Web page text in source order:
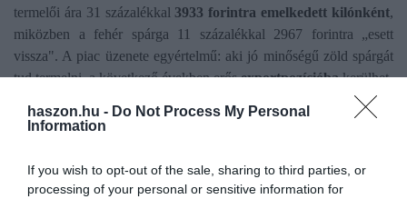
haszon.hu - Do Not Process My Personal
Information
If you wish to opt-out of the sale, sharing to third parties, or
processing of your personal or sensitive information for
termelői ára 31 százalékkal 3933 forintra emelkedett kilónként,
miközben a fehér spárga 11 százalékkal 2967 forintra „esett
vissza". A piac üzenete egyértelmű: aki jó minőségű zöld spárgát
tud termelni, a következő években erősexportpozícióbakerülhet.
Olvasd el ezt is!